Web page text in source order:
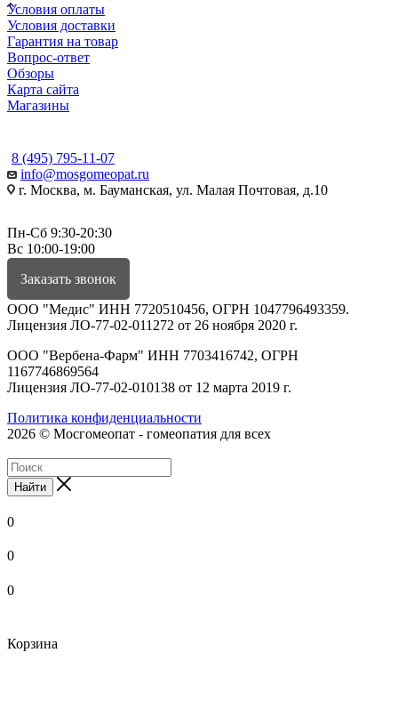
Условия оплаты
Условия доставки
Гарантия на товар
Вопрос-ответ
Обзоры
Карта сайта
Магазины
8 (495) 795-11-07
info@mosgomeopat.ru
г. Москва, м. Бауманская, ул. Малая Почтовая, д.10
Пн-Сб 9:30-20:30
Вс 10:00-19:00
Заказать звонок
ООО "Медис" ИНН 7720510456, ОГРН 1047796493359.
Лицензия ЛО-77-02-011272 от 26 ноября 2020 г.
ООО "Вербена-Фарм" ИНН 7703416742, ОГРН
1167746869564
Лицензия ЛО-77-02-010138 от 12 марта 2019 г.
Политика конфиденциальности
2026 © Мосгомеопат - гомеопатия для всех
Найти
0
0
0
Корзина